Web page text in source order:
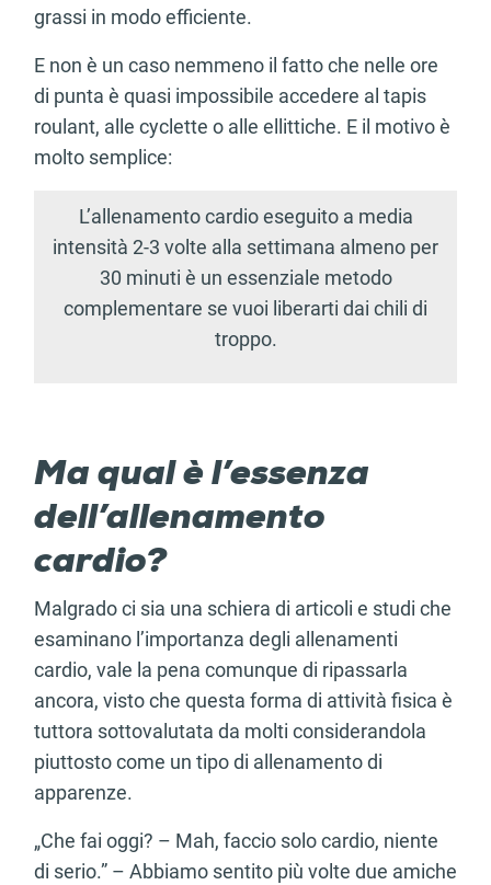
grassi in modo efficiente.
E non è un caso nemmeno il fatto che nelle ore
di punta è quasi impossibile accedere al tapis
roulant, alle cyclette o alle ellittiche. E il motivo è
molto semplice:
L’allenamento cardio eseguito a media
intensità 2-3 volte alla settimana almeno per
30 minuti è un essenziale metodo
complementare se vuoi liberarti dai chili di
troppo.
Ma qual è l’essenza
dell’allenamento
cardio?
Malgrado ci sia una schiera di articoli e studi che
esaminano l’importanza degli allenamenti
cardio, vale la pena comunque di ripassarla
ancora, visto che questa forma di attività fisica è
tuttora sottovalutata da molti considerandola
piuttosto come un tipo di allenamento di
apparenze.
„Che fai oggi? – Mah, faccio solo cardio, niente
di serio.” – Abbiamo sentito più volte due amiche